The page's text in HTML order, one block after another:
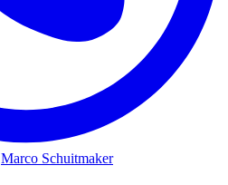
Marco Schuitmaker